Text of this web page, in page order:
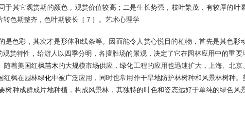
于其它观赏期的颜色，观赏价值较高；二是生长势强，枝叶繁茂，有较厚的
转色期整齐，色叶期较长［７］。艺术心理学
是色彩，其次才是形体和线条等。因而能令人赏心悦目的植物，首先是其色
赏特性，给游人以四季分明，各擅胜场的景观，决定了它在园林应用中的重
随着美国红枫苗木的大规模市场供应，绿化工程的应用也迅速扩大，上海、北
红枫在园林绿化中被广泛应用，同时也常用作干旱地防护林树种和风景林树种
树种成群成片地种植，构成风景林，其独特的叶色和姿态远好于单纯的绿色